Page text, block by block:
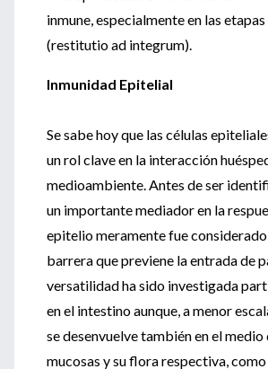
inmune, especialmente en las
(restitutio ad integrum).
Inmunidad Epitelial
Se sabe hoy que las células
un rol clave en la interacción
medioambiente. Antes de ser
un importante mediador en la
epitelio meramente fue
barrera que previene la entrada de
versatilidad ha sido investigada
en el intestino aunque, a menor
se desenvuelve también en el medio
mucosas y su flora respectiva,